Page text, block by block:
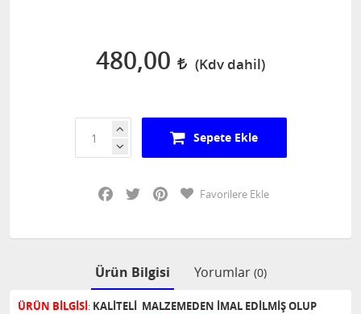
480,00
Sepete Ekle
Facebook
Twitter PinterestFavorilere Ekle
Ürün Bilgisi Yorumlar (0)
ÜRÜN BİLGİSİ: KALİTELİ MALZEMEDEN İMAL EDİLMİŞ OLUP